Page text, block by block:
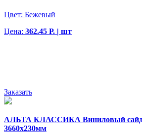
Цвет: Бежевый
Цена: 362.45 Р. | шт
Заказать
АЛЬТА КЛАССИКА Виниловый
3660х230мм